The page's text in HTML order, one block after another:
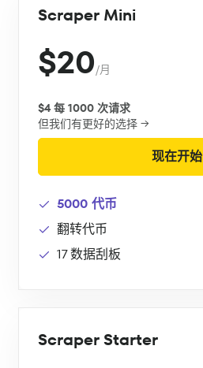
Scraper Mini
$20/月
$4 每 1000 次请求
但我们有更好的选择 →
现在开始
5000 代币
翻转代币
17 数据刮板
Scraper Starter